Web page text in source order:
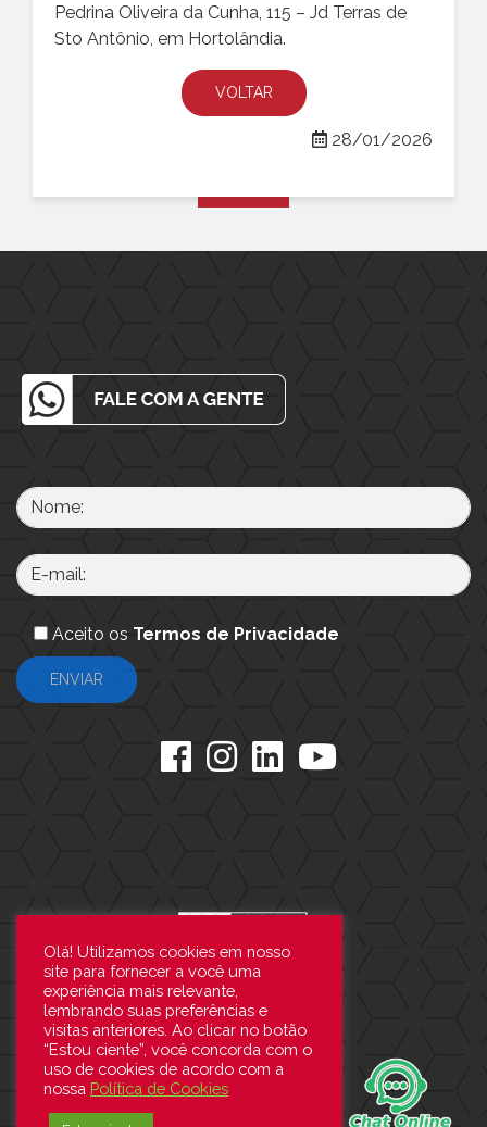
Pedrina Oliveira da Cunha, 115 – Jd Terras de
Sto Antônio, em Hortolândia.
VOLTAR
28/01/2026
Aceito os Termos de Privacidade
Olá! Utilizamos cookies em nosso
site para fornecer a você uma
experiência mais relevante,
lembrando suas preferências e
visitas anteriores. Ao clicar no botão
“Estou ciente”, você concorda com o
uso de cookies de acordo com a
nossa Política de Cookies